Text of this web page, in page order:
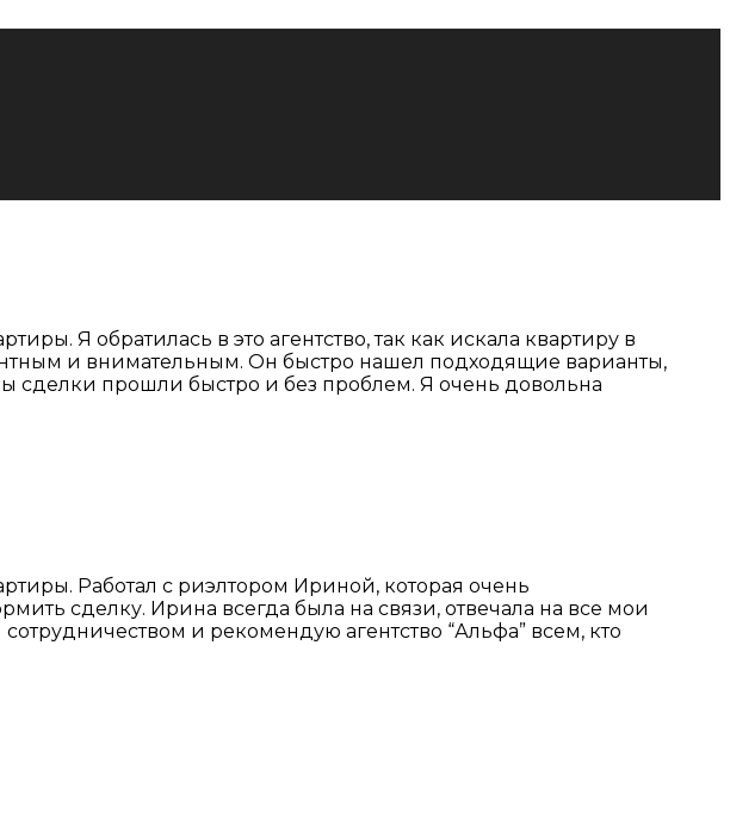
Я обратилась в это агентство, так как искала квартиру в
и внимательным. Он быстро нашел подходящие варианты,
сделки прошли быстро и без проблем. Я очень довольна
Работал с риэлтором Ириной, которая очень
сделку. Ирина всегда была на связи, отвечала на все мои
и рекомендую агентство “Альфа” всем, кто